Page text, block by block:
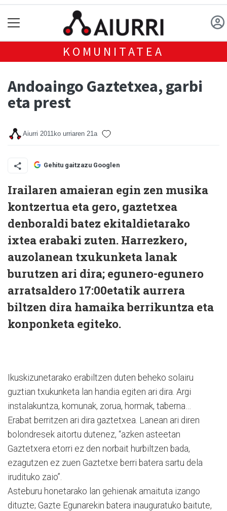
KOMUNITATEA
Andoaingo Gaztetxea, garbi
eta prest
Aiurri 2011ko urriaren 21a
Gehitu gaitzazu Googlen
Irailaren amaieran egin zen musika
kontzertua eta gero, gaztetxea
denboraldi batez ekitaldietarako
ixtea erabaki zuten. Harrezkero,
auzolanean txukunketa lanak
burutzen ari dira; egunero-egunero
arratsaldero 17:00etatik aurrera
biltzen dira hamaika berrikuntza eta
konponketa egiteko.
Ikuskizunetarako erabiltzen duten beheko solairu
guztian txukunketa lan handia egiten ari dira. Argi
instalakuntza, komunak, zorua, hormak, taberna…
Erabat berritzen ari dira gaztetxea. Lanean ari diren
bolondresek aitortu dutenez, “azken asteetan
Gaztetxera etorri ez den norbait hurbiltzen bada,
ezagutzen ez zuen Gaztetxe berri batera sartu dela
irudituko zaio”.
Asteburu honetarako lan gehienak amaituta izango
dituzte; Gazte Egunarekin batera inauguratuko baitute,